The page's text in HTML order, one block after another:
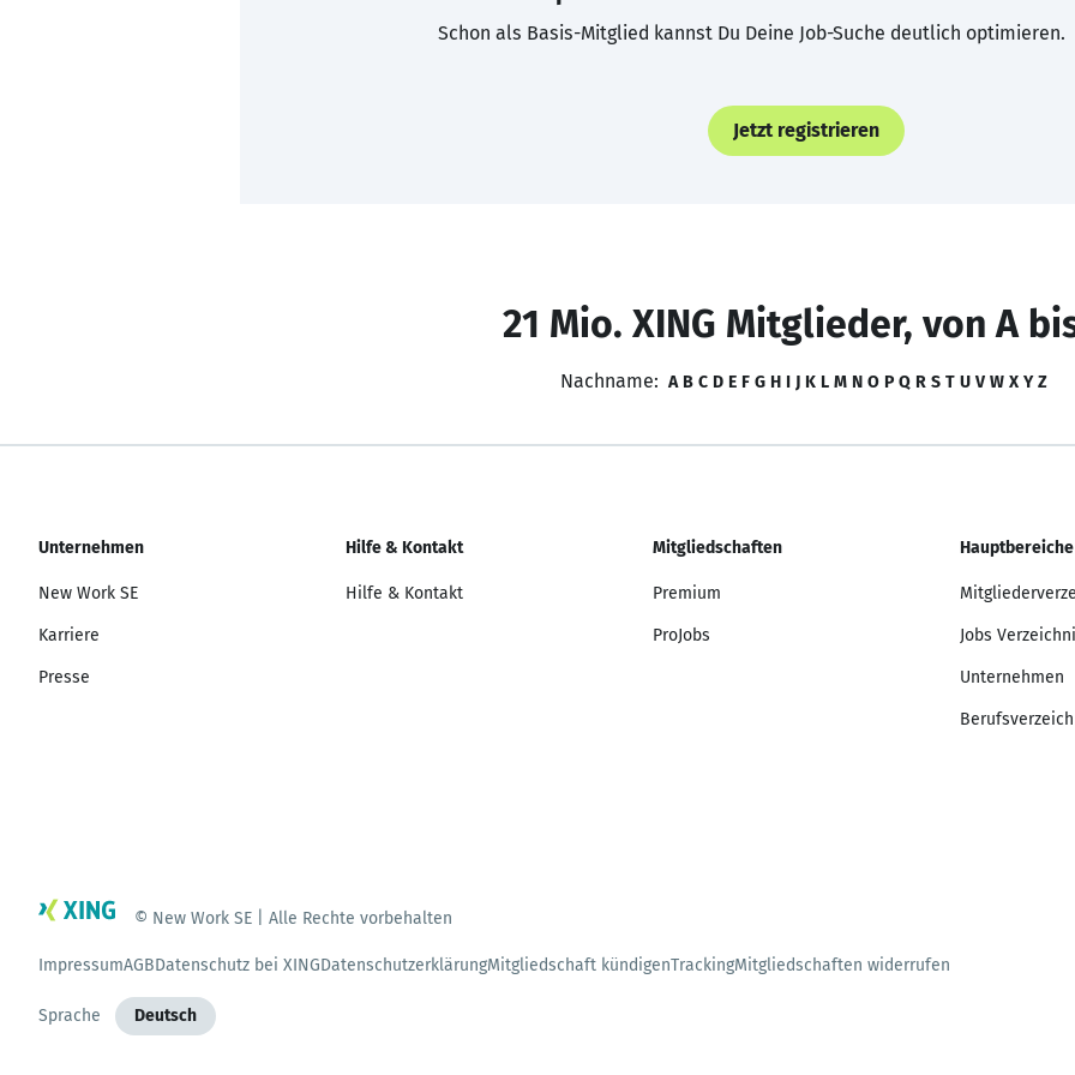
Schon als Basis-Mitglied kannst Du Deine Job-Suche deutlich optimieren.
Jetzt registrieren
21 Mio. XING Mitglieder, von A
Nachname: A B C D E F G H I J K L M N O P Q R S T U V W X Y Z
Unternehmen
New Work SE
Karriere
Presse
Hilfe & Kontakt
Hilfe & Kontakt
Mitgliedschaften
Premium
ProJobs
Hauptbereiche
Jobs
Unternehmen
© New Work SE | Alle Rechte vorbehalten
ImpressumAGBDatenschutz bei XINGDatenschutzerklärungMitgliedschaft kündigenTrackingMitgliedschaften widerrufen
Sprache Deutsch